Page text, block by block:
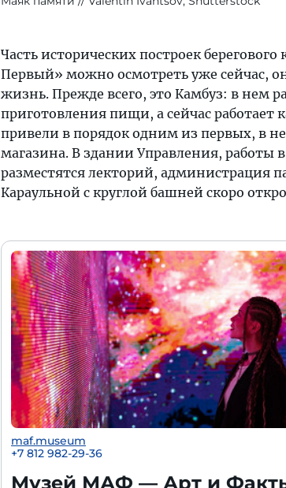
Часть исторических построек
Первый» можно осмотреть уже сейчас,
жизнь. Прежде всего, это Камбуз: в нем
приготовления пищи, а сейчас
привели в порядок одним из первых, в
магазина. В здании Управления, работы
разместятся лекторий, администрация
Караульной с круглой башней скоро
maf.museum
+7 812 982-29-36
Музей МАФ — Арт и